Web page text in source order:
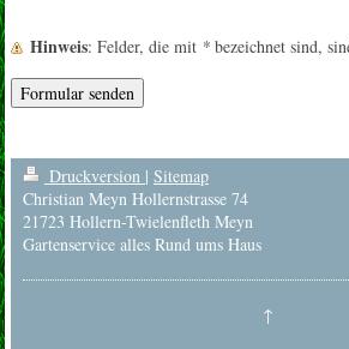
Hinweis : Felder, die mit *bezeichnet sind,
Druckversion | Sitemap
Christian Meyn Hollernstrasse 74
21723 Hollern-Twielenfleth Meyn
Gartenservice alles Rund ums Haus
↑